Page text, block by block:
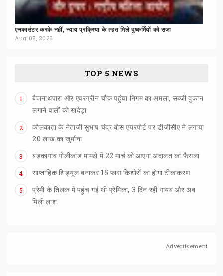
एनकाउंटर करके नहीं, न्याय प्रक्रिया के तहत मिले दुष्कर्मियों को सजा
Aug 08, 2026
TOP 5 NEWS
1
बैजनाथपारा और एवरग्रीन चौक पहुंचा निगम का अमला, सब्जी दुकान
लगाने वालों को खदेड़ा
2
कोलकाता के नेताजी सुभाष चंद्र बोस एयरपोर्ट पर डीजीसीए ने लगाया
20 लाख का जुर्माना
3 बड़कागांव गोलीकांड मामले में22 मार्च कोआएगाअदालत का फैसला
4 साप्ताहिकशिड्यूलबनाकर 15 प्लसकिशोरों काहोगाटीकाकरण
5
प्रेमी के तिलक में पहुंच गई थी प्रेमिका, 3 दिन रही गायब और अब
मिली लाश
Advertisement